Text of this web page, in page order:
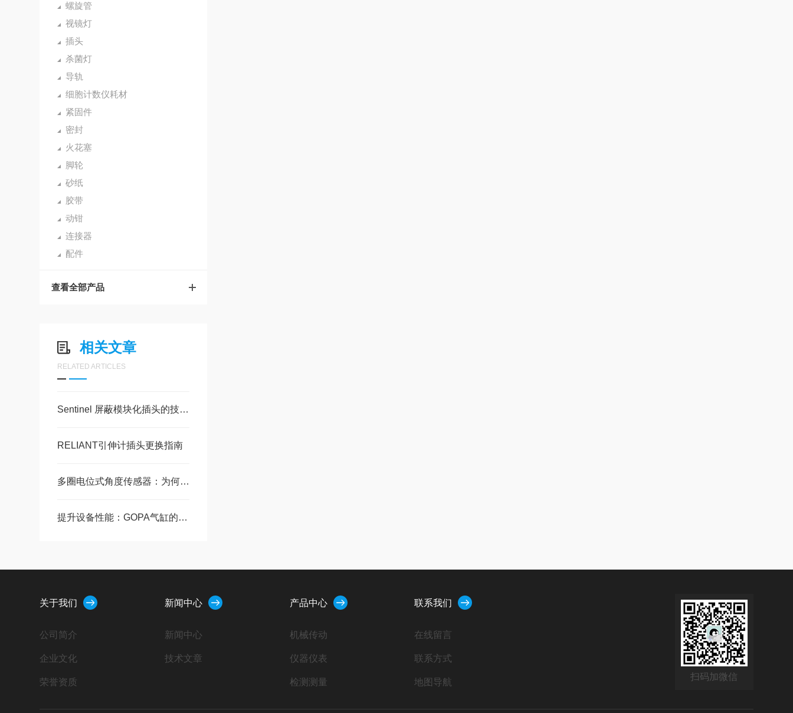
螺旋管
视镜灯
插头
杀菌灯
导轨
细胞计数仪耗材
紧固件
密封
火花塞
脚轮
砂纸
胶带
动钳
连接器
配件
查看全部产品
相关文章
RELATED ARTICLES
Sentinel 屏蔽模块化插头的技术特点与应用
RELIANT引伸计插头更换指南
多圈电位式角度传感器：为何 0.25% 线性精度是阀门定位闭环的关键
提升设备性能：GOPA气缸的优势分析
关于我们
公司简介
企业文化
荣誉资质
新闻中心
新闻中心
技术文章
产品中心
机械传动
仪器仪表
检测测量
联系我们
在线留言
联系方式
地图导航
扫码加微信